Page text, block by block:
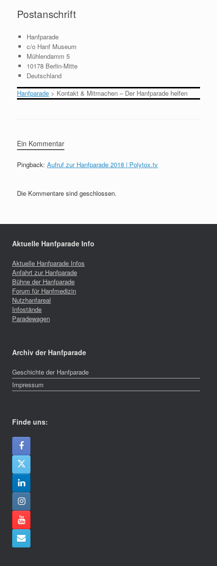
Postanschrift
Hanfparade
c/o Hanf Museum
Mühlendamm 5
10178 Berlin-Mitte
Deutschland
Hanfparade > Kontakt & Mitmachen – Der Hanfparade helfen
Ein Kommentar
Pingback: Aufruf zur Hanfparade 2018 | Polytox.tv
Die Kommentare sind geschlossen.
Aktuelle Hanfparade Info
Aktuelle Hanfparade Infos
Anfahrt zur Hanfparade
Bühne der Hanfparade
Forum für Hanfmedizin
Nutzhanfareal
Infostände
Paradewagen
Archiv der Hanfparade
Geschichte der Hanfparade
Impressum
Finde uns: